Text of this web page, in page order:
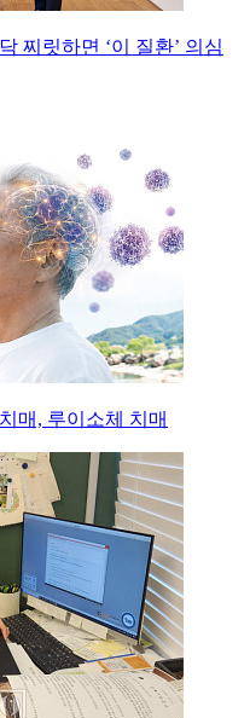
찌릿하면 ‘이 질환’ 의심
매, 루이소체 치매